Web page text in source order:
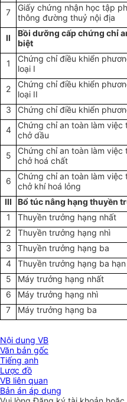
7
Giấy chứng nhận học tập
thông đường thuỷ nội địa
II
Bồi dưỡng cấp chứng chỉ
biệt
1
Chứng chỉ điều khiển
loại I
2
Chứng chỉ điều khiển
loại II
3 Chứng chỉ điều khiển
4
Chứng chỉ an toàn làm việc
chở dầu
5
Chứng chỉ an toàn làm việc
chở hoá chất
6
Chứng chỉ an toàn làm việc
chở khí hoá lỏng
III
Bổ túc nâng hạng thuyền
1
Thuyền trưởng hạng nhất
2
Thuyền trưởng hạng nhì
3
Thuyền trưởng hạng ba
4
Thuyền trưởng hạng ba
5
Máy trưởng hạng nhất
6
Máy trưởng hạng nhì
7
Máy trưởng hạng ba
Nội dung VB
Văn bản gốc
Tiếng anh
Lược đồ
VB liên quan
Bản án áp dụng